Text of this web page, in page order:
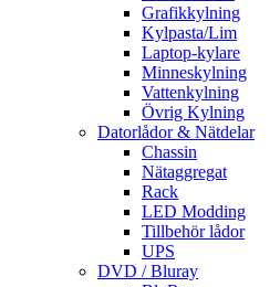
Grafikkylning
Kylpasta/Lim
Laptop-kylare
Minneskylning
Vattenkylning
Övrig Kylning
Datorlådor & Nätdelar
Chassin
Nätaggregat
Rack
LED Modding
Tillbehör lådor
UPS
DVD / Bluray